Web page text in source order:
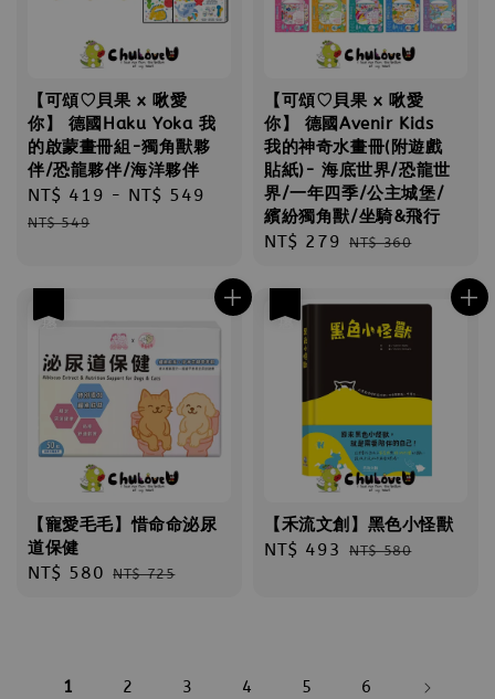
【可頌♡貝果 x 啾愛
你】 德國Haku Yoka 我
的啟蒙畫冊組-獨角獸夥
伴/恐龍夥伴/海洋夥伴
Sale
price
NT$ 419 - NT$ 549
Regular
NT$ 549
【可頌♡貝果 x 啾愛
你】 德國Avenir Kids
我的神奇水畫冊(附遊戲
貼紙)- 海底世界/恐龍世
界/一年四季/公主城堡/
繽紛獨角獸/坐騎&飛行
Sale
NT$ 279 Regular
NT$ 360
【寵愛毛毛】惜命命泌尿
道保健
Sale
NT$ 580 Regular
NT$ 725
【禾流文創】黑色小怪獸
Sale
NT$ 493 Regular
NT$ 580
1 2 3 4 5 6